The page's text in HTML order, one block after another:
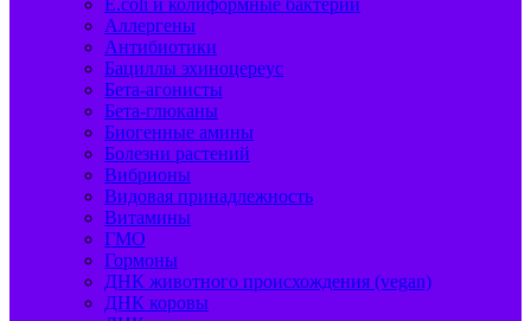
E.coli и колиформные бактерии
Аллергены
Антибиотики
Бациллы эхиноцереус
Бета-агонисты
Бета-глюканы
Биогенные амины
Болезни растений
Вибрионы
Видовая принадлежность
Витамины
ГМО
Гормоны
ДНК животного происхождения (vegan)
ДНК коровы